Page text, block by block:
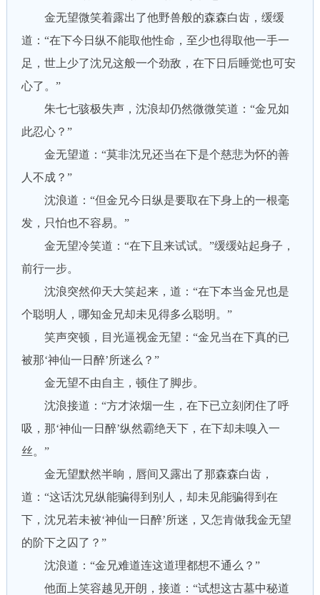
金无望微笑着露出了他野兽般的森森白齿，缓缓
道：“在下今日纵不能取他性命，至少也得取他一手一
足，世上少了沈兄这般一个劲敌，在下日后睡觉也可安
心了。”
朱七七骇极失声，沈浪却仍然微微笑道：“金兄如
此忍心？”
金无望道：“莫非沈兄还当在下是个慈悲为怀的善
人不成？”
沈浪道：“但金兄今日纵是要取在下身上的一根毫
发，只怕也不容易。”
金无望冷笑道：“在下且来试试。”缓缓站起身子，
前行一步。
沈浪突然仰天大笑起来，道：“在下本当金兄也是
个聪明人，哪知金兄却未见得多么聪明。”
笑声突顿，目光逼视金无望：“金兄当在下真的已
被那‘神仙一日醉’所迷么？”
金无望不由自主，顿住了脚步。
沈浪接道：“方才浓烟一生，在下已立刻闭住了呼
吸，那‘神仙一日醉’纵然霸绝天下，在下却未嗅入一
丝。”
金无望默然半晌，唇间又露出了那森森白齿，
道：“这话沈兄纵能骗得到别人，却未见能骗得到在
下，沈兄若未被‘神仙一日醉’所迷，又怎肯做我金无望
的阶下之囚了？”
沈浪道：“金兄难道连这道理都想不通么？”
他面上笑容越见开朗，接道：“试想这古墓中秘道